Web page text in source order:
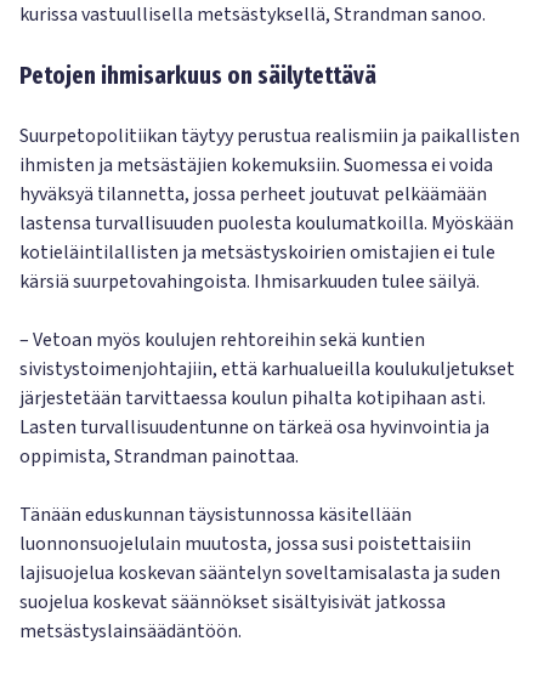
kurissa vastuullisella metsästyksellä, Strandman sanoo.
Petojen ihmisarkuus on säilytettävä
Suurpetopolitiikan täytyy perustua realismiin ja paikallisten
ihmisten ja metsästäjien kokemuksiin. Suomessa ei voida
hyväksyä tilannetta, jossa perheet joutuvat pelkäämään
lastensa turvallisuuden puolesta koulumatkoilla. Myöskään
kotieläintilallisten ja metsästyskoirien omistajien ei tule
kärsiä suurpetovahingoista. Ihmisarkuuden tulee säilyä.
– Vetoan myös koulujen rehtoreihin sekä kuntien
sivistystoimenjohtajiin, että karhualueilla koulukuljetukset
järjestetään tarvittaessa koulun pihalta kotipihaan asti.
Lasten turvallisuudentunne on tärkeä osa hyvinvointia ja
oppimista, Strandman painottaa.
Tänään eduskunnan täysistunnossa käsitellään
luonnonsuojelulain muutosta, jossa susi poistettaisiin
lajisuojelua koskevan sääntelyn soveltamisalasta ja suden
suojelua koskevat säännökset sisältyisivät jatkossa
metsästyslainsäädäntöön.